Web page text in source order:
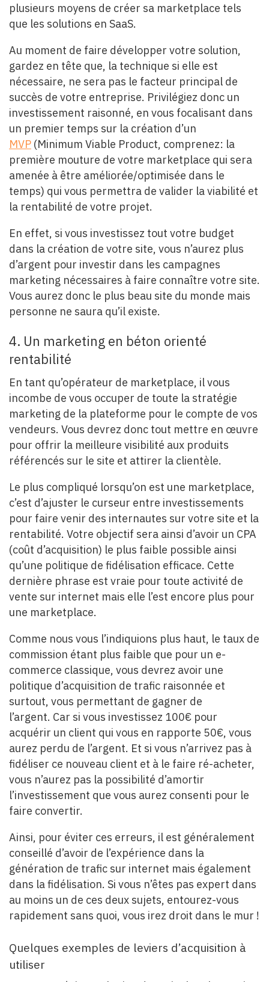
plusieurs moyens de créer sa marketplace tels
que les solutions en SaaS.
Au moment de faire développer votre solution,
gardez en tête que, la technique si elle est
nécessaire, ne sera pas le facteur principal de
succès de votre entreprise. Privilégiez donc un
investissement raisonné, en vous focalisant dans
un premier temps sur la création d’un
MVP (Minimum Viable Product, comprenez: la
première mouture de votre marketplace qui sera
amenée à être améliorée/optimisée dans le
temps) qui vous permettra de valider la viabilité et
la rentabilité de votre projet.
En effet, si vous investissez tout votre budget
dans la création de votre site, vous n’aurez plus
d’argent pour investir dans les campagnes
marketing nécessaires à faire connaître votre site.
Vous aurez donc le plus beau site du monde mais
personne ne saura qu’il existe.
4. Un marketing en béton orienté
rentabilité
En tant qu’opérateur de marketplace, il vous
incombe de vous occuper de toute la stratégie
marketing de la plateforme pour le compte de vos
vendeurs. Vous devrez donc tout mettre en œuvre
pour offrir la meilleure visibilité aux produits
référencés sur le site et attirer la clientèle.
Le plus compliqué lorsqu’on est une marketplace,
c’est d’ajuster le curseur entre investissements
pour faire venir des internautes sur votre site et la
rentabilité. Votre objectif sera ainsi d’avoir un CPA
(coût d’acquisition) le plus faible possible ainsi
qu’une politique de fidélisation efficace. Cette
dernière phrase est vraie pour toute activité de
vente sur internet mais elle l’est encore plus pour
une marketplace.
Comme nous vous l’indiquions plus haut, le taux de
commission étant plus faible que pour un e-
commerce classique, vous devrez avoir une
politique d’acquisition de trafic raisonnée et
surtout, vous permettant de gagner de
l’argent. Car si vous investissez 100€ pour
acquérir un client qui vous en rapporte 50€, vous
aurez perdu de l’argent. Et si vous n’arrivez pas à
fidéliser ce nouveau client et à le faire ré-acheter,
vous n’aurez pas la possibilité d’amortir
l’investissement que vous aurez consenti pour le
faire convertir.
Ainsi, pour éviter ces erreurs, il est généralement
conseillé d’avoir de l’expérience dans la
génération de trafic sur internet mais également
dans la fidélisation. Si vous n’êtes pas expert dans
au moins un de ces deux sujets, entourez-vous
rapidement sans quoi, vous irez droit dans le mur !
Quelques exemples de leviers d’acquisition à
utiliser